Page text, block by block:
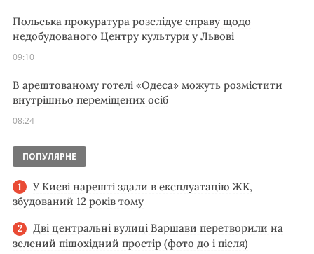
Польська прокуратура розслідує справу щодо
недобудованого Центру культури у Львові
09:10
В арештованому готелі «Одеса» можуть розмістити
внутрішньо переміщених осіб
08:24
ПОПУЛЯРНЕ
У Києві нарешті здали в експлуатацію ЖК,
збудований 12 років тому
Дві центральні вулиці Варшави перетворили на
зелений пішохідний простір (фото до і після)